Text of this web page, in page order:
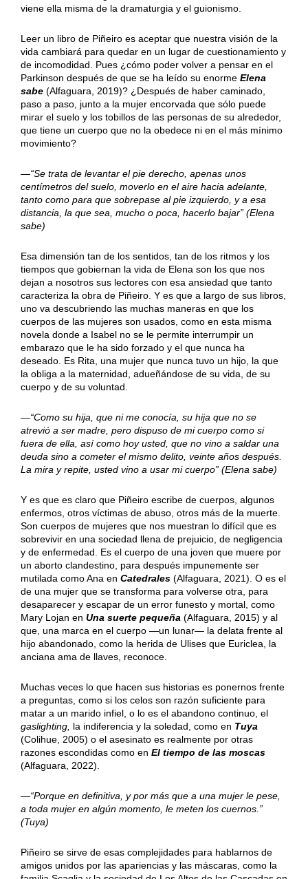
viene ella misma de la dramaturgia y el guionismo.
Leer un libro de Piñeiro es aceptar que nuestra visión de la
vida cambiará para quedar en un lugar de cuestionamiento y
de incomodidad. Pues ¿cómo poder volver a pensar en el
Parkinson después de que se ha leído su enorme Elena
sabe (Alfaguara, 2019)? ¿Después de haber caminado,
paso a paso, junto a la mujer encorvada que sólo puede
mirar el suelo y los tobillos de las personas de su alrededor,
que tiene un cuerpo que no la obedece ni en el más mínimo
movimiento?
—“Se trata de levantar el pie derecho, apenas unos
centímetros del suelo, moverlo en el aire hacia adelante,
tanto como para que sobrepase al pie izquierdo, y a esa
distancia, la que sea, mucho o poca, hacerlo bajar” (Elena
sabe)
Esa dimensión tan de los sentidos, tan de los ritmos y los
tiempos que gobiernan la vida de Elena son los que nos
dejan a nosotros sus lectores con esa ansiedad que tanto
caracteriza la obra de Piñeiro. Y es que a largo de sus libros,
uno va descubriendo las muchas maneras en que los
cuerpos de las mujeres son usados, como en esta misma
novela donde a Isabel no se le permite interrumpir un
embarazo que le ha sido forzado y el que nunca ha
deseado. Es Rita, una mujer que nunca tuvo un hijo, la que
la obliga a la maternidad, adueñándose de su vida, de su
cuerpo y de su voluntad.
—“Como su hija, que ni me conocía, su hija que no se
atrevió a ser madre, pero dispuso de mi cuerpo como si
fuera de ella, así como hoy usted, que no vino a saldar una
deuda sino a cometer el mismo delito, veinte años después.
La mira y repite, usted vino a usar mi cuerpo” (Elena sabe)
Y es que es claro que Piñeiro escribe de cuerpos, algunos
enfermos, otros víctimas de abuso, otros más de la muerte.
Son cuerpos de mujeres que nos muestran lo difícil que es
sobrevivir en una sociedad llena de prejuicio, de negligencia
y de enfermedad. Es el cuerpo de una joven que muere por
un aborto clandestino, para después impunemente ser
mutilada como Ana en Catedrales (Alfaguara, 2021). O es el
de una mujer que se transforma para volverse otra, para
desaparecer y escapar de un error funesto y mortal, como
Mary Lojan en Una suerte pequeña (Alfaguara, 2015) y al
que, una marca en el cuerpo —un lunar— la delata frente al
hijo abandonado, como la herida de Ulises que Euriclea, la
anciana ama de llaves, reconoce.
Muchas veces lo que hacen sus historias es ponernos frente
a preguntas, como si los celos son razón suficiente para
matar a un marido infiel, o lo es el abandono continuo, el
gaslighting, la indiferencia y la soledad, como en Tuya
(Colihue, 2005) o el asesinato es realmente por otras
razones escondidas como en El tiempo de las moscas
(Alfaguara, 2022).
—“Porque en definitiva, y por más que a una mujer le pese,
a toda mujer en algún momento, le meten los cuernos.”
(Tuya)
Piñeiro se sirve de esas complejidades para hablarnos de
amigos unidos por las apariencias y las máscaras, como la